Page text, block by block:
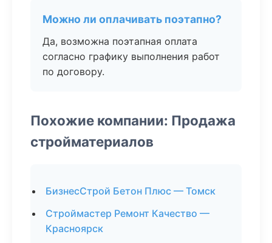
Можно ли оплачивать поэтапно?
Да, возможна поэтапная оплата
согласно графику выполнения работ
по договору.
Похожие компании: Продажа
стройматериалов
БизнесСтрой Бетон Плюс — Томск
Строймастер Ремонт Качество —
Красноярск